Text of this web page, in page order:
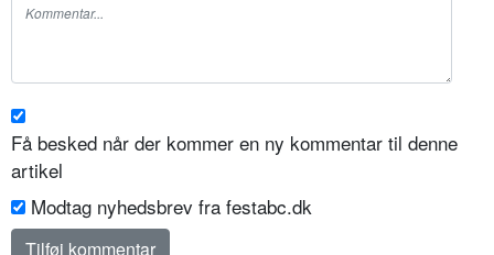
Få besked når der kommer en ny kommentar til denne
artikel
Modtag nyhedsbrev fra festabc.dk